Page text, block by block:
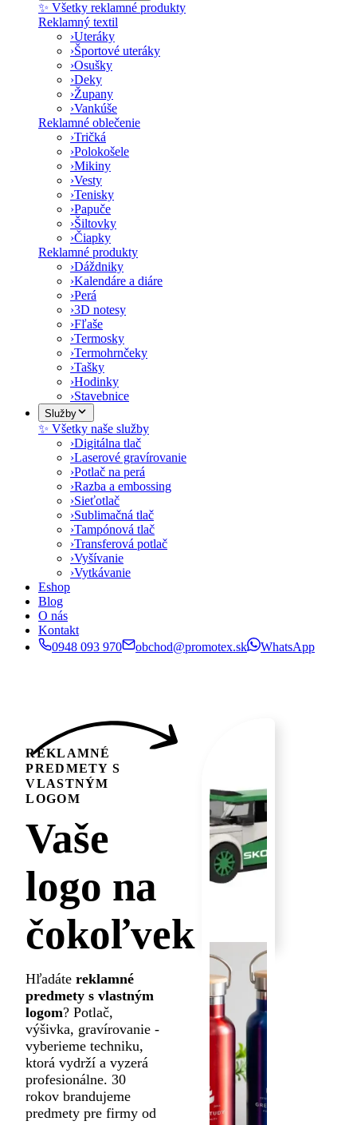
✨ Všetky reklamné produkty
Reklamný textil
›Uteráky
›Športové uteráky
›Osušky
›Deky
›Župany
›Vankúše
Reklamné oblečenie
›Tričká
›Polokošele
›Mikiny
›Vesty
›Tenisky
›Papuče
›Šiltovky
›Čiapky
Reklamné produkty
›Dáždniky
›Kalendáre a diáre
›Perá
›3D notesy
›Fľaše
›Termosky
›Termohrnčeky
›Tašky
›Hodinky
›Stavebnice
Služby
✨ Všetky naše služby
›Digitálna tlač
›Laserové gravírovanie
›Potlač na perá
›Razba a embossing
›Sieťotlač
›Sublimačná tlač
›Tampónová tlač
›Transferová potlač
›Vyšívanie
›Vytkávanie
Eshop
Blog
O nás
Kontakt
0948 093 970
obchod@promotex.sk WhatsApp
REKLAMNÉ
PREDMETY S
VLASTNÝM
LOGOM
Vaše
logo na
čokoľvek
Hľadátereklamné
predmety s vlastným
logom? Potlač,
výšivka, gravírovanie -
vyberieme techniku,
ktorá vydrží a vyzerá
profesionálne. 30
rokov brandujeme
predmety pre firmy od